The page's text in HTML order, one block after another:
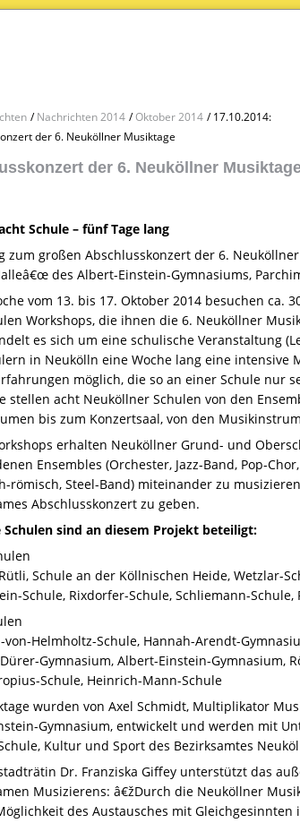
Nachrichten 2014 Oktober 2014
17.10.2014:
der 6. Neuköllner Musiktage
der 6. Neuköllner
Schule – fünf Tage lang
zum großen Abschlusskonzert der 6.
des Albert-Einstein-Gymnasiums,
vom 13. bis 17. Oktober 2014 besuchen
Workshops, die ihnen die 6. Neuköllner
es sich um eine schulische Veranstaltung
in Neukölln eine Woche lang eine
möglich, die so an einer Schule nur
stellen acht Neuköllner Schulen von den
bis zum Konzertsaal, von den
erhalten Neuköllner Grund- und
Ensembles (Orchester, Jazz-Band, Pop-
römisch, Steel-Band) miteinander zu
Abschlusskonzert zu geben.
Schulen sind an diesem Projekt beteiligt:
Schule an der Köllnischen Heide, Wetzlar-
Schule, Rixdorfer-Schule, Schliemann-
von-Helmholtz-Schule, Hannah-Arendt-
Gymnasium, Albert-Einstein-Gymnasium,
Schule, Heinrich-Mann-Schule
wurden von Axel Schmidt, Multiplikator
Gymnasium, entwickelt und werden mit
Kultur und Sport des Bezirksamtes
Dr. Franziska Giffey unterstützt das
Musizierens: â€žDurch die Neuköllner
des Austausches mit